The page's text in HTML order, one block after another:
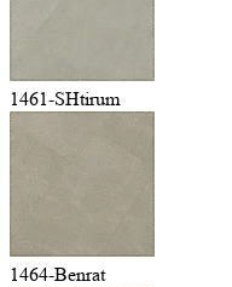
1461-SHtirum
1464-Benrat